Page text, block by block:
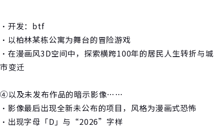
・开发：btf
・以柏林某栋公寓为舞台的冒险游戏
・在漫画风3D空间中，探索横跨100年的居民人生转折与城
市变迁
④以及未发布作品的暗示影像……
・影像最后出现全新未公布的项目，风格为漫画式恐怖
・出现字母「D」与“2026”字样